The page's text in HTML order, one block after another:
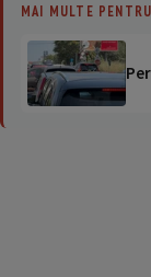
MAI MULTE